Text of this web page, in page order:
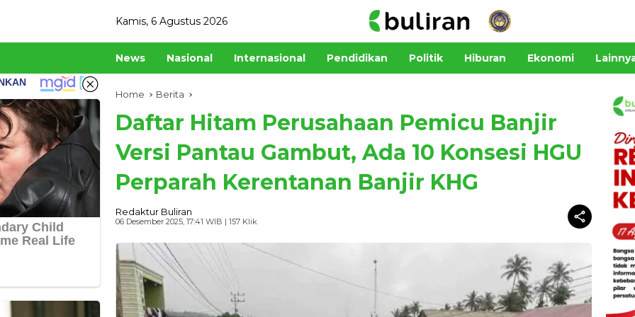
Kamis, 6 Agustus 2026
News Nasional Internasional Pendidikan Politik Hiburan Ekonomi
Home Berita
Daftar Hitam Perusahaan Pemicu Banjir
Versi Pantau Gambut, Ada 10 Konsesi HGU
Perparah Kerentanan Banjir KHG
Redaktur Buliran
06 Desember 2025, 17:41 WIB | 157 Klik